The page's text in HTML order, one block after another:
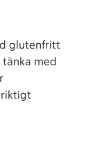
glutenfritt
tänka med